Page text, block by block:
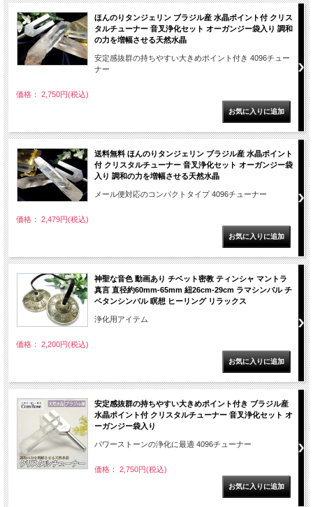
ほんのりタンジェリン ブラジル産 水晶ポイント付 クリス
タルチューナー 音叉浄化セット オーガンジー袋入り 調和
の力を増幅させる天然水晶
安定感抜群の持ちやすい大きめポイント付き 4096チュー
ナー
価格： 2,750円(税込)
送料無料 ほんのりタンジェリン ブラジル産 水晶ポイント
付 クリスタルチューナー 音叉浄化セット オーガンジー袋
入り 調和の力を増幅させる天然水晶
メール便対応のコンパクトタイプ 4096チューナー
価格： 2,479円(税込)
神聖な音色 動画あり チベット密教 ティンシャ マントラ
真言 直径約60mm-65mm 紐26cm-29cm ラマシンバル チ
ベタンシンバル 瞑想 ヒーリング リラックス
浄化用アイテム
価格： 2,200円(税込)
安定感抜群の持ちやすい大きめポイント付き ブラジル産
水晶ポイント付 クリスタルチューナー 音叉浄化セット オ
ーガンジー袋入り
パワーストーンの浄化に最適 4096チューナー
価格： 2,750円(税込)